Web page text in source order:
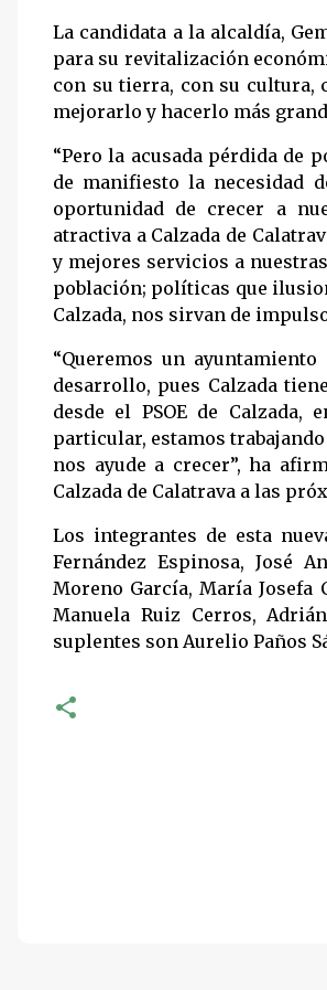
La candidata a la alcaldía,
para su revitalización
con su tierra, con su cultura,
mejorarlo y hacerlo más
“Pero la acusada pérdida de
de manifiesto la necesidad
oportunidad de crecer a
atractiva a Calzada de
y mejores servicios a
población; políticas que
Calzada, nos sirvan de
“Queremos un
desarrollo, pues Calzada
desde el PSOE de
particular, estamos
nos ayude a crecer”, ha
Calzada de Calatrava a las
Los integrantes de esta
Fernández Espinosa, José
Moreno García, María Josefa
Manuela Ruiz Cerros,
suplentes son Aurelio Paños